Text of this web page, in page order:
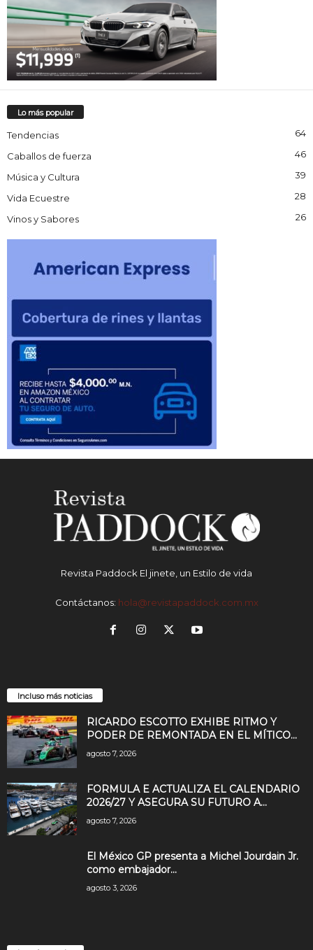
Lo más popular
Tendencias 64
Caballos de fuerza 46
Música y Cultura 39
Vida Ecuestre 28
Vinos y Sabores 26
Revista Paddock El jinete, un Estilo de vida
Contáctanos: hola@revistapaddock.com.mx
Incluso más noticias
RICARDO ESCOTTO EXHIBE RITMO Y
PODER DE REMONTADA EN EL MÍTICO...
agosto 7, 2026
FORMULA E ACTUALIZA EL CALENDARIO
2026/27 Y ASEGURA SU FUTURO A...
agosto 7, 2026
El México GP presenta a Michel Jourdain Jr.
como embajador...
agosto 3, 2026